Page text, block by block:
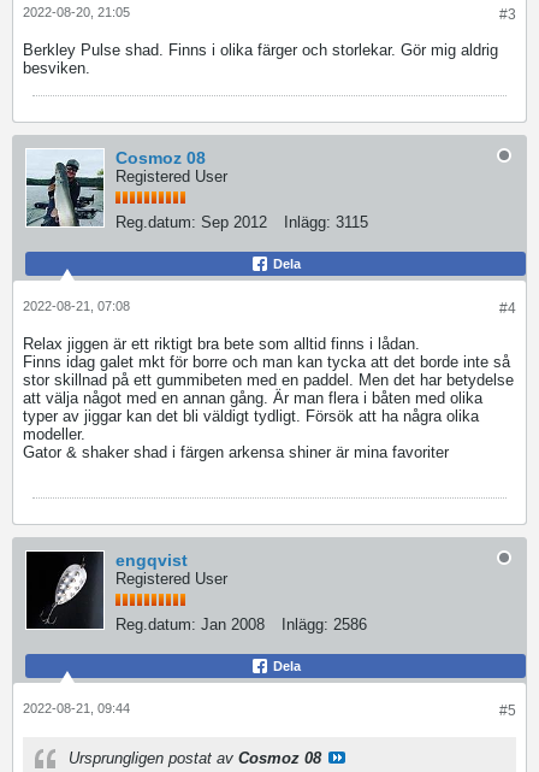
#3
2022-08-20, 21:05
Berkley Pulse shad. Finns i olika färger och storlekar. Gör mig aldrig
besviken.
Cosmoz 08
Registered User
Reg.datum: Sep 2012 Inlägg: 3115
Dela
#4
2022-08-21, 07:08
Relax jiggen är ett riktigt bra bete som alltid finns i lådan.
Finns idag galet mkt för borre och man kan tycka att det borde inte så
stor skillnad på ett gummibeten med en paddel. Men det har betydelse
att välja något med en annan gång. Är man flera i båten med olika
typer av jiggar kan det bli väldigt tydligt. Försök att ha några olika
modeller.
Gator & shaker shad i färgen arkensa shiner är mina favoriter
engqvist
Registered User
Reg.datum: Jan 2008 Inlägg: 2586
Dela
#5
2022-08-21, 09:44
Ursprungligen postat av Cosmoz 08